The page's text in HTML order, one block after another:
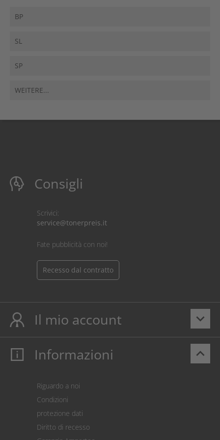
BP
SL
SP
WEITERE...
Consigli
Scrivici:
service@tonerpreis.it
Fate pubblicità con noi!
Recesso dal contratto
keyboard_arrow_down
Il mio account
Il mio account
Pagamento
Restituzione della merce
keyboard_arrow_up
Informazioni
Riguardo a noi
Condizioni
protezione dati
Diritto di recesso